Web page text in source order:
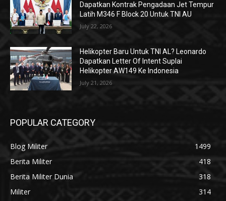
Dapatkan Kontrak Pengadaan Jet Tempur
Latih M346 F Block 20 Untuk TNI AU
July 22, 2026
Helikopter Baru Untuk TNI AL? Leonardo
Dapatkan Letter Of Intent Suplai
Helikopter AW149 Ke Indonesia
July 21, 2026
POPULAR CATEGORY
Blog Militer
1499
Berita Militer
418
Berita Militer Dunia
318
Militer
314